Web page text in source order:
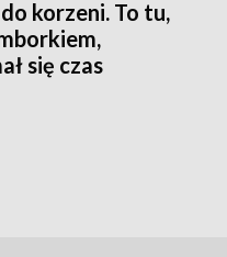
korzeni. To tu,
się czas